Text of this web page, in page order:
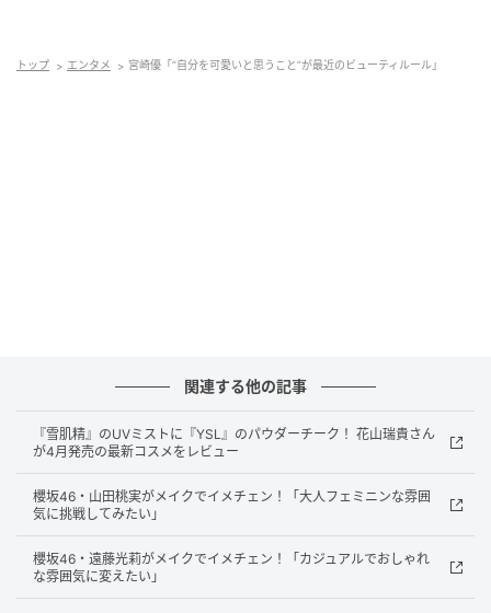
ない時のビジュアルはイマイチだなって思うようにな
トップ エンタメ 宮崎優「“自分を可愛いと思うこと”が最近のビューティルール」
関連する他の記事
『雪肌精』のUVミストに『YSL』のパウダーチーク！ 花山瑞貴さん
が4月発売の最新コスメをレビュー
櫻坂46・山田桃実がメイクでイメチェン！「大人フェミニンな雰囲
気に挑戦してみたい」
櫻坂46・遠藤光莉がメイクでイメチェン！「カジュアルでおしゃれ
な雰囲気に変えたい」